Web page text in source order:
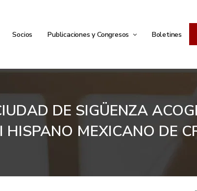
Socios Publicaciones y Congresos Boletines
DE SIGÜENZA
HISPANO MEXICANO DE